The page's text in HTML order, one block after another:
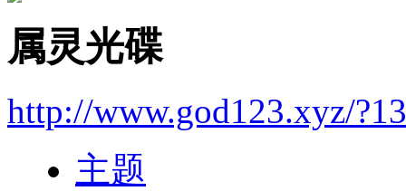
属灵光碟
http://www.god123.xyz/
主题